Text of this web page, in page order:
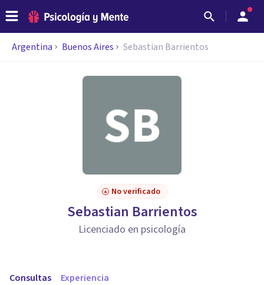
Argentina Buenos Aires Sebastian Barrientos
No verificado
Sebastian Barrientos
Licenciado en psicología
Consultas Experiencia